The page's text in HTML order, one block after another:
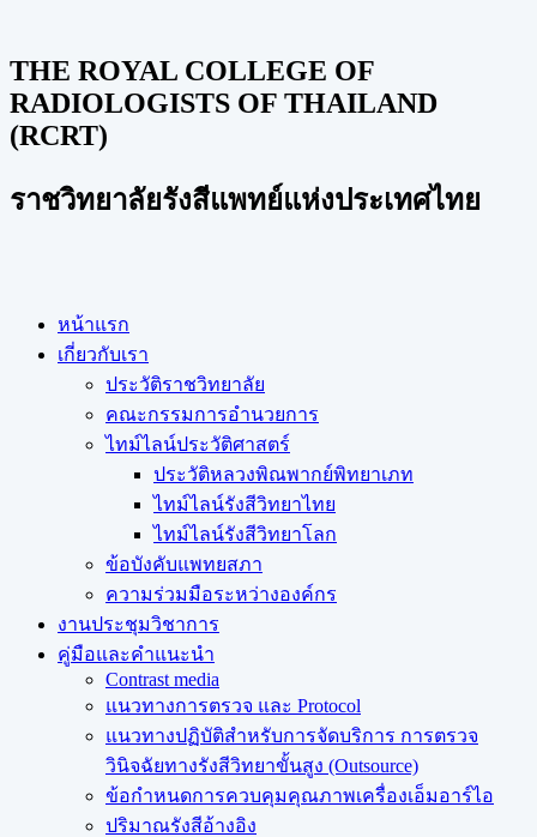
THE ROYAL COLLEGE OF
RADIOLOGISTS OF THAILAND
(RCRT)
ราชวิทยาลัยรังสีแพทย์แห่งประเทศไทย
หน้าแรก
เกี่ยวกับเรา
ประวัติราชวิทยาลัย
คณะกรรมการอำนวยการ
ไทม์ไลน์ประวัติศาสตร์
ประวัติหลวงพิณพากย์พิทยาเภท
ไทม์ไลน์รังสีวิทยาไทย
ไทม์ไลน์รังสีวิทยาโลก
ข้อบังคับแพทยสภา
ความร่วมมือระหว่างองค์กร
งานประชุมวิชาการ
คู่มือและคำแนะนำ
Contrast media
แนวทางการตรวจ และ Protocol
แนวทางปฏิบัติสำหรับการจัดบริการ การตรวจ
วินิจฉัยทางรังสีวิทยาขั้นสูง (Outsource)
ข้อกำหนดการควบคุมคุณภาพเครื่องเอ็มอาร์ไอ
ปริมาณรังสีอ้างอิง